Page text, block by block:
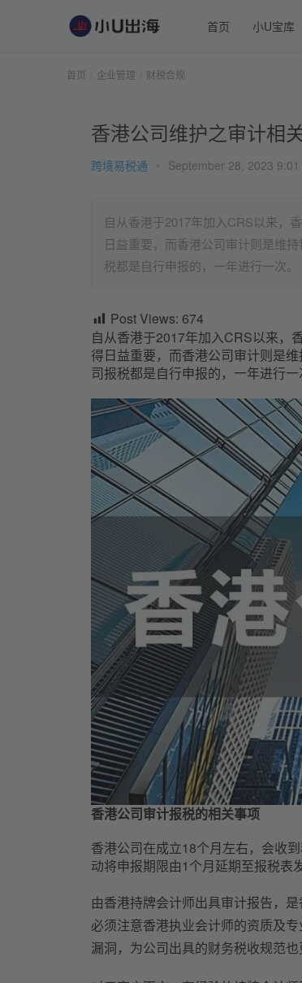
首页 小U宝库
首页 企业管理 财税合规
香港公司维护之审计相
跨境易税通 September 28, 2023 9:01
自从香港于2017年加入CRS以来，
日益重要，而香港公司审计则是维
税都是自行申报的，一年进行一次。
Post Views: 674
自从香港于2017年加入CRS以来，
得日益重要，而香港公司审计则是
司报税都是自行申报的，一年进行一
香港公司审计报税的相关事项
香港公司在成立18个月左右，会收
动将申报期限由1个月延期至报税表
由香港持牌会计师出具审计报告，
必须注意香港执业会计师的资质及
漏洞，为公司出具的财务税收规范也